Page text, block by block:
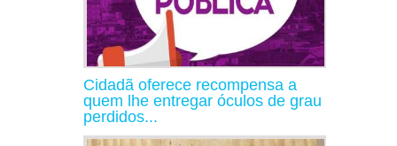
Cidadã oferece recompensa a
quem lhe entregar óculos de grau
perdidos...